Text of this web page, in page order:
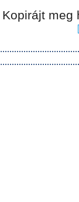
Kopirájt meg